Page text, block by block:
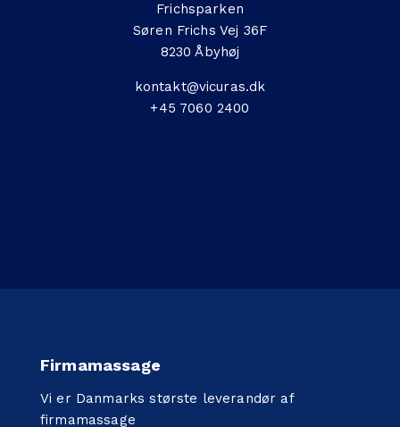
Frichsparken
Søren Frichs Vej 36F
8230 Åbyhøj
kontakt@vicuras.dk
+45 7060 2400
Firmamassage
Vi er Danmarks største leverandør af
firmamassage